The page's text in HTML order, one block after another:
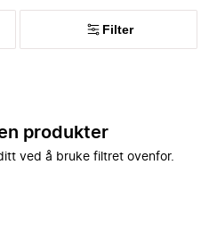
Filter
produkter
ved å bruke filtret ovenfor.